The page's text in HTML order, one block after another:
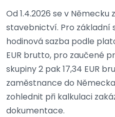
Od 1.4.2026 se v
stavebnictví. Pro
hodinová sazba podle
EUR brutto, pro zaučené
skupiny 2 pak 17,34 EUR
zaměstnance do
zohlednit při kalkulaci
dokumentace.